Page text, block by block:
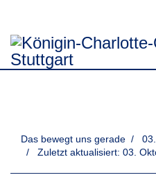
Das bewegt uns gerade
Zuletzt aktualisiert: 03.